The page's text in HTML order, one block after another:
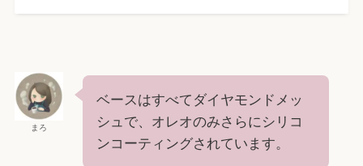
まろ
ベースはすべてダイヤモンドメッ
シュで、オレオのみさらにシリコ
ンコーティングされています。